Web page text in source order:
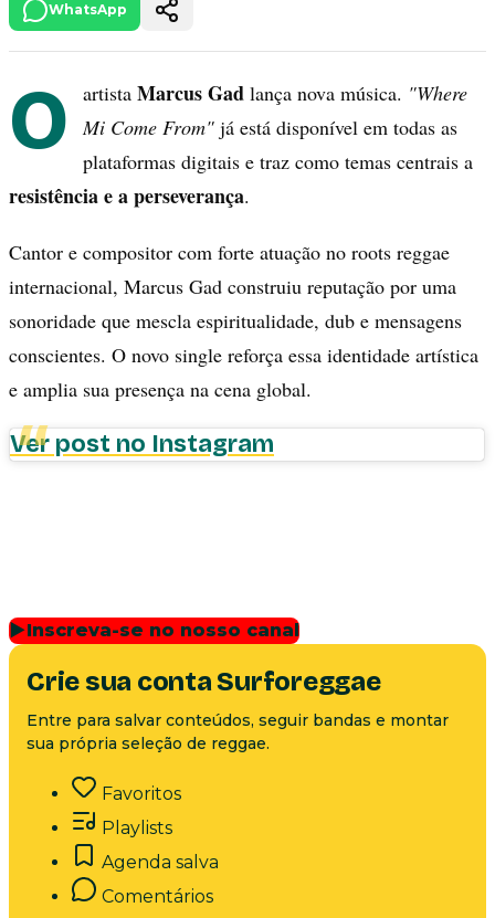
WhatsApp
O artista Marcus Gad lança nova música. "Where
Mi Come From" já está disponível em todas as
plataformas digitais e traz como temas centrais a
resistência e a perseverança.
Cantor e compositor com forte atuação no roots reggae
internacional, Marcus Gad construiu reputação por uma
sonoridade que mescla espiritualidade, dub e mensagens
conscientes. O novo single reforça essa identidade artística
e amplia sua presença na cena global.
Ver post no Instagram
▶Inscreva-se no nosso canal
Crie sua conta Surforeggae
Entre para salvar conteúdos, seguir bandas e montar
sua própria seleção de reggae.
Favoritos
Playlists
Agenda salva
Comentários